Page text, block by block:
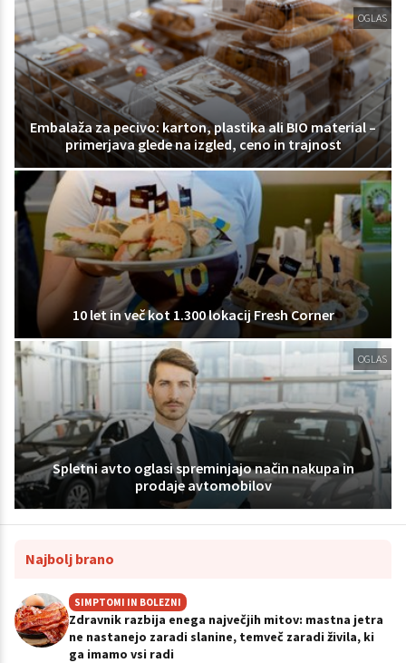
OGLAS
Embalaža za pecivo: karton, plastika ali BIO material –
primerjava glede na izgled, ceno in trajnost
10 let in več kot 1.300 lokacij Fresh Corner
OGLAS
Spletni avto oglasi spreminjajo način nakupa in
prodaje avtomobilov
Najbolj brano
SIMPTOMI IN BOLEZNI
Zdravnik razbija enega največjih mitov: mastna jetra
ne nastanejo zaradi slanine, temveč zaradi živila, ki
ga imamo vsi radi